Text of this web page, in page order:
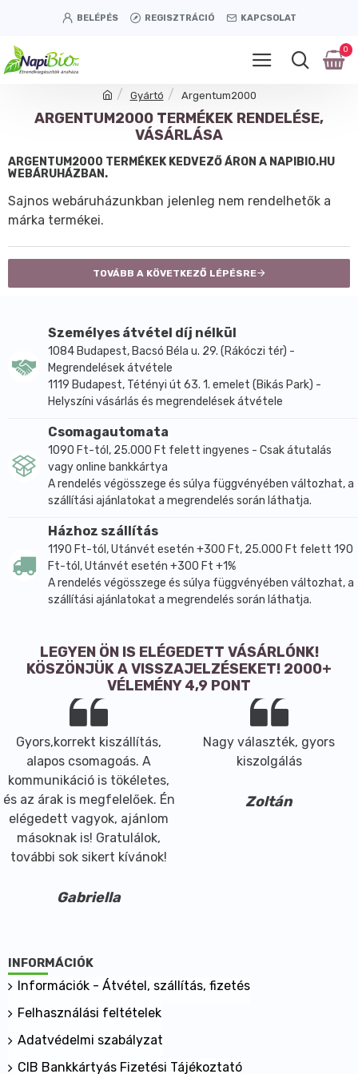
BELÉPÉS REGISZTRÁCIÓ KAPCSOLAT
0
Gyártó Argentum2000
ARGENTUM2000 TERMÉKEK RENDELÉSE,
VÁSÁRLÁSA
ARGENTUM2000 TERMÉKEK KEDVEZŐ ÁRON A NAPIBIO.HU
WEBÁRUHÁZBAN.
Sajnos webáruházunkban jelenleg nem rendelhetők a
márka termékei.
TOVÁBB A KÖVETKEZŐ LÉPÉSRE
Személyes átvétel díj nélkül
1084 Budapest, Bacsó Béla u. 29. (Rákóczi tér) -
Megrendelések átvétele
1119 Budapest, Tétényi út 63. 1. emelet (Bikás Park) -
Helyszíni vásárlás és megrendelések átvétele
Csomagautomata
1090 Ft-tól, 25.000 Ft felett ingyenes - Csak átutalás
vagy online bankkártya
A rendelés végösszege és súlya függvényében változhat, a
szállítási ajánlatokat a megrendelés során láthatja.
Házhoz szállítás
1190 Ft-tól, Utánvét esetén +300 Ft, 25.000 Ft felett 190
Ft-tól, Utánvét esetén +300 Ft +1%
A rendelés végösszege és súlya függvényében változhat, a
szállítási ajánlatokat a megrendelés során láthatja.
LEGYEN ÖN IS ELÉGEDETT VÁSÁRLÓNK!
KÖSZÖNJÜK A VISSZAJELZÉSEKET! 2000+
VÉLEMÉNY 4,9 PONT
Gyors,korrekt kiszállítás,
alapos csomagoás. A
kommunikáció is tökéletes,
és az árak is megfelelőek. Én
elégedett vagyok, ajánlom
másoknak is! Gratulálok,
további sok sikert kívánok!
Gabriella
Nagy választék, gyors
kiszolgálás
Zoltán
INFORMÁCIÓK
Információk - Átvétel, szállítás, fizetés
Felhasználási feltételek
Adatvédelmi szabályzat
CIB Bankkártyás Fizetési Tájékoztató